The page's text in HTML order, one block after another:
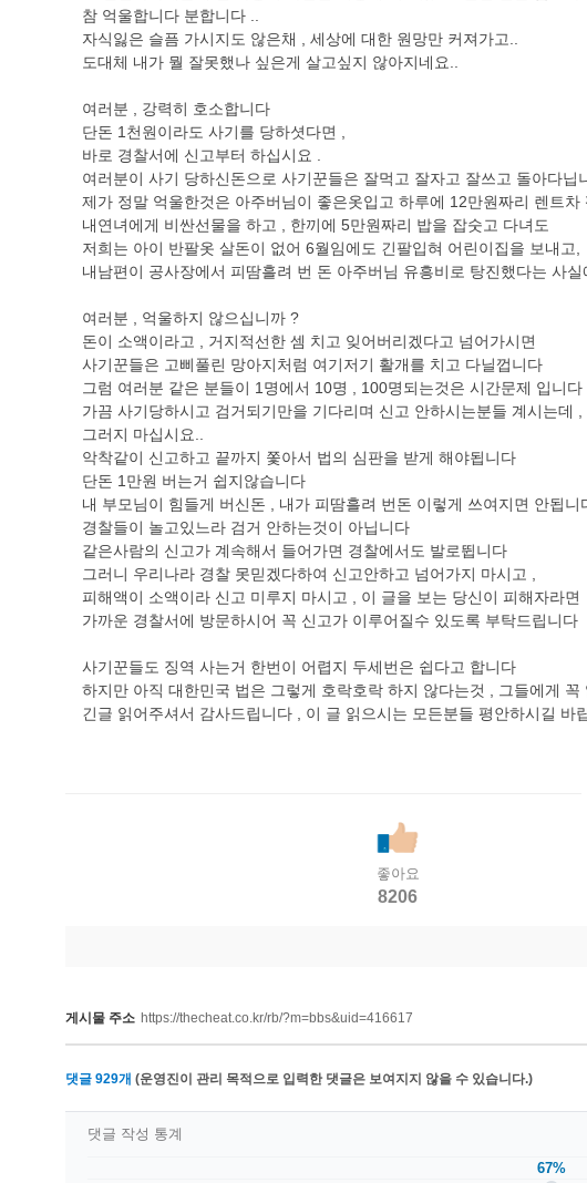
참 억울합니다 분합니다 ..
자식잃은 슬픔 가시지도 않은채 , 세상에 대한 원망만 커져가고..
도대체 내가 뭘 잘못했나 싶은게 살고싶지 않아지네요..
여러분 , 강력히 호소합니다
단돈 1천원이라도 사기를 당하셧다면 ,
바로 경찰서에 신고부터 하십시요 .
여러분이 사기 당하신돈으로 사기꾼들은 잘먹고 잘자고 잘쓰고 돌아다닙
제가 정말 억울한것은 아주버님이 좋은옷입고 하루에 12만원짜리 렌트차
내연녀에게 비싼선물을 하고 , 한끼에 5만원짜리 밥을 잡숫고 다녀도
저희는 아이 반팔옷 살돈이 없어 6월임에도 긴팔입혀 어린이집을 보내고,
내남편이 공사장에서 피땀흘려 번 돈 아주버님 유흥비로 탕진했다는 사
여러분 , 억울하지 않으십니까 ?
돈이 소액이라고 , 거지적선한 셈 치고 잊어버리겠다고 넘어가시면
사기꾼들은 고삐풀린 망아지처럼 여기저기 활개를 치고 다닐껍니다
그럼 여러분 같은 분들이 1명에서 10명 , 100명되는것은 시간문제 입니다
가끔 사기당하시고 검거되기만을 기다리며 신고 안하시는분들 계시는데 ,
그러지 마십시요..
악착같이 신고하고 끝까지 쫓아서 법의 심판을 받게 해야됩니다
단돈 1만원 버는거 쉽지않습니다
내 부모님이 힘들게 버신돈 , 내가 피땀흘려 번돈 이렇게 쓰여지면 안됩니
경찰들이 놀고있느라 검거 안하는것이 아닙니다
같은사람의 신고가 계속해서 들어가면 경찰에서도 발로뜁니다
그러니 우리나라 경찰 못믿겠다하여 신고안하고 넘어가지 마시고 ,
피해액이 소액이라 신고 미루지 마시고 , 이 글을 보는 당신이 피해자라면
가까운 경찰서에 방문하시어 꼭 신고가 이루어질수 있도록 부탁드립니다
사기꾼들도 징역 사는거 한번이 어렵지 두세번은 쉽다고 합니다
하지만 아직 대한민국 법은 그렇게 호락호락 하지 않다는것 , 그들에게 꼭
긴글 읽어주셔서 감사드립니다 , 이 글 읽으시는 모든분들 평안하시길 바
좋아요
8206
게시물 주소 https://thecheat.co.kr/rb/?m=bbs&uid=416617
댓글 929개 (운영진이 관리 목적으로 입력한 댓글은 보여지지 않을 수 있습니다.)
67%
댓글 작성 통계